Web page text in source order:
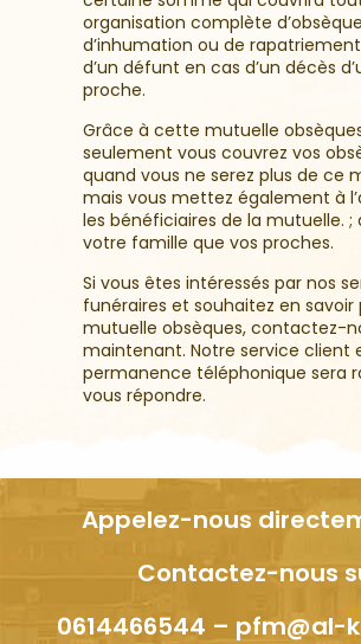
organisation complète
d’inhumation ou de
d’un défunt en cas d’un décès
proche.
Grâce à cette mutuelle
seulement vous couvrez vos
quand vous ne serez plus de ce
mais vous mettez également à
les bénéficiaires de la mutuelle. ;
votre famille que vos proches.
Si vous êtes intéressés par nos
funéraires et souhaitez en savoir
mutuelle obsèques, contactez-
maintenant. Notre service client
permanence téléphonique sera
vous répondre.
Appelez-nous
Contactez-nous
0614466544 – pfm@al-